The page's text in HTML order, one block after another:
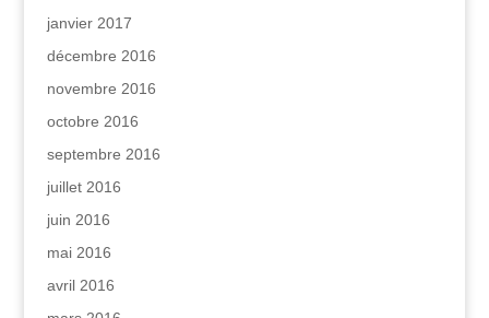
janvier 2017
décembre 2016
novembre 2016
octobre 2016
septembre 2016
juillet 2016
juin 2016
mai 2016
avril 2016